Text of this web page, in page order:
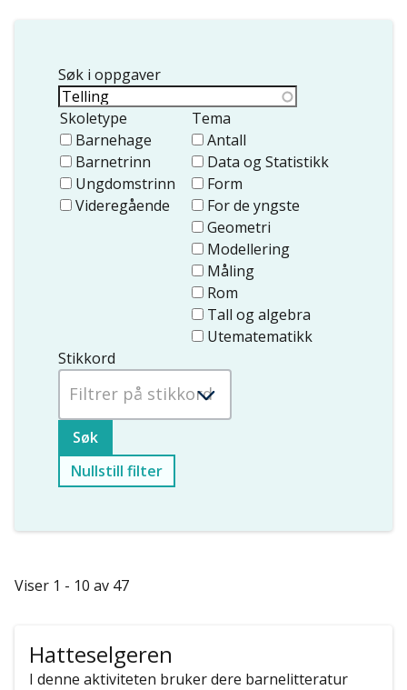
Søk i oppgaver
Skoletype
Barnehage
Barnetrinn
Ungdomstrinn
Videregående
Tema
Antall
Data og Statistikk
Form
For de yngste
Geometri
Modellering
Måling
Rom
Tall og algebra
Utematematikk
Stikkord
Nullstill filter
Viser 1 - 10 av 47
Hatteselgeren
I denne aktiviteten bruker dere barnelitteratur